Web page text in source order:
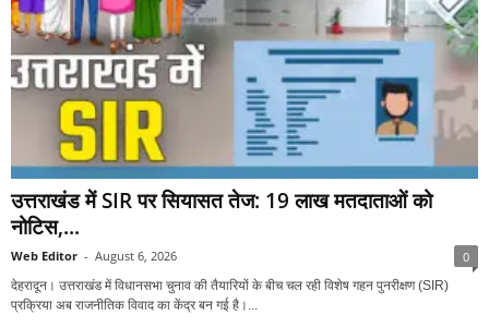
उत्तराखंड में SIR पर सियासत तेज: 19 लाख मतदाताओं को
नोटिस,...
Web Editor - August 6, 2026 0
देहरादून। उत्तराखंड में विधानसभा चुनाव की तैयारियों के बीच चल रही विशेष गहन पुनरीक्षण (SIR)
प्रक्रिया अब राजनीतिक विवाद का केंद्र बन गई है।...